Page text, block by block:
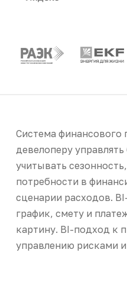
Система финансового
девелоперу
учитывать
потребности в
сценарии расходов.
график, смету и
картину. BI-подход к
управлению рисками